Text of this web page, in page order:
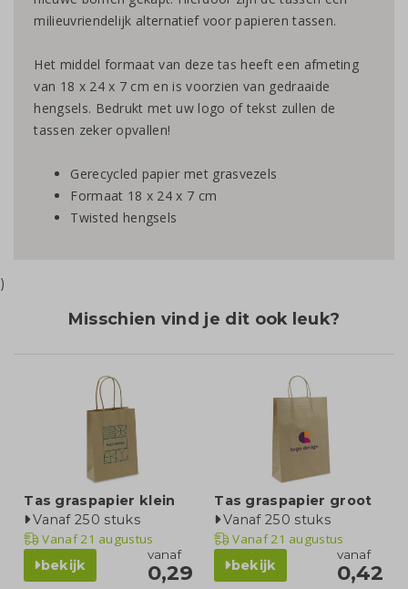
milieuvriendelijk alternatief voor papieren tassen.
Het middel formaat van deze tas heeft een afmeting
van 18 x 24 x 7 cm en is voorzien van gedraaide
hengsels. Bedrukt met uw logo of tekst zullen de
tassen zeker opvallen!
Gerecycled papier met grasvezels
Formaat 18 x 24 x 7 cm
Twisted hengsels
)
Misschien vind je dit ook leuk?
Tas graspapier klein
Vanaf 250 stuks
Vanaf21 augustus
bekijk
vanaf
0,29
Tas graspapier groot
Vanaf 250 stuks
Vanaf21 augustus
bekijk
vanaf
0,42